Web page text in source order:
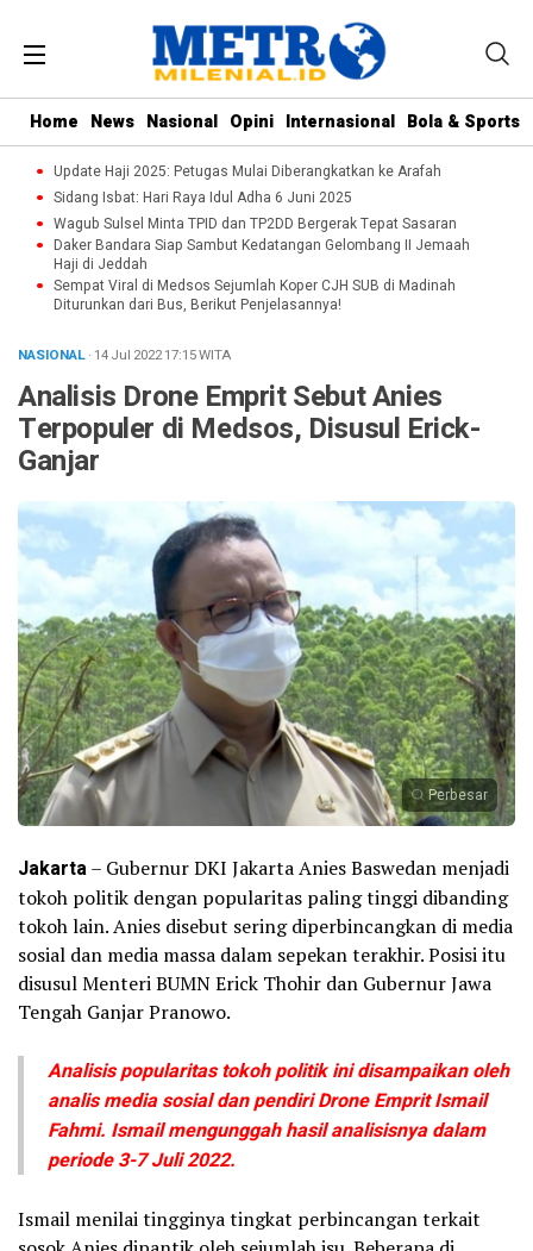
Home News Nasional Opini Internasional Bola & Sports
Update Haji 2025: Petugas Mulai Diberangkatkan ke Arafah
Sidang Isbat: Hari Raya Idul Adha 6 Juni 2025
Wagub Sulsel Minta TPID dan TP2DD Bergerak Tepat Sasaran
Daker Bandara Siap Sambut Kedatangan Gelombang II Jemaah
Haji di Jeddah
Sempat Viral di Medsos Sejumlah Koper CJH SUB di Madinah
Diturunkan dari Bus, Berikut Penjelasannya!
NASIONAL· 14 Jul 202217:15WITA
Analisis Drone Emprit Sebut Anies
Terpopuler di Medsos, Disusul Erick-
Ganjar
Perbesar
Jakarta– Gubernur DKI Jakarta Anies Baswedan menjadi
tokoh politik dengan popularitas paling tinggi dibanding
tokoh lain. Anies disebut sering diperbincangkan di media
sosial dan media massa dalam sepekan terakhir. Posisi itu
disusul Menteri BUMN Erick Thohir dan Gubernur Jawa
Tengah Ganjar Pranowo.
Analisis popularitas tokoh politik ini disampaikan oleh
analis media sosial dan pendiri Drone Emprit Ismail
Fahmi. Ismail mengunggah hasil analisisnya dalam
periode 3-7 Juli 2022.
Ismail menilai tingginya tingkat perbincangan terkait